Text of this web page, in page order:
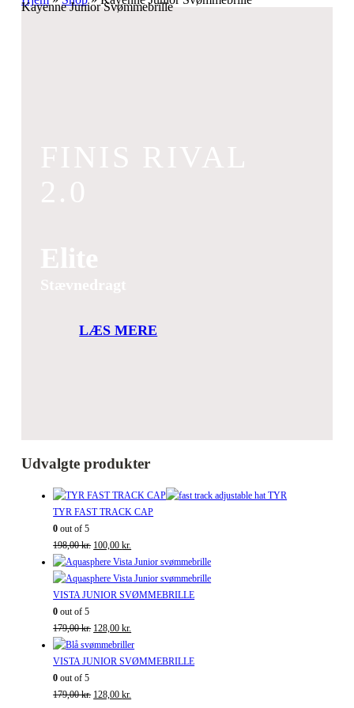
Kayenne Junior Svømmebrille
LÆS MERE
Udvalgte produkter
TYR FAST TRACK CAP
0 out of 5
198,00kr. Den
oprindelige
pris
var:
100,00kr.
aktuelle
pris
er:
VISTA JUNIOR SVØMMEBRILLE
0 out of 5
179,00kr. Den
oprindelige
pris
179,00 kr..
128,00kr.
aktuelle
pris
VISTA JUNIOR SVØMMEBRILLE
0 out of 5
179,00kr. Den
128,00kr.